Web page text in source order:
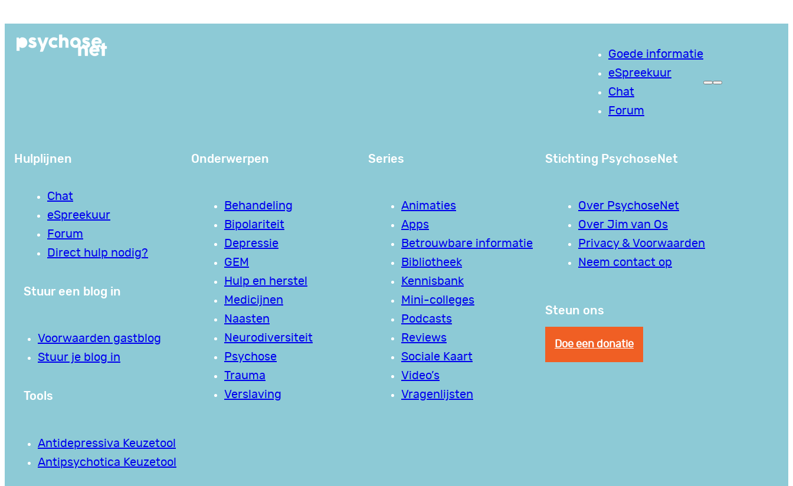
de
Goede informatie
eSpreekuur
Chat
Forum
Hulplijnen
Chat
eSpreekuur
Forum
Direct hulp nodig?
Stuur een blog in
Voorwaarden gastblog
Stuur je blog in
Tools
Antidepressiva Keuzetool
Antipsychotica Keuzetool
Onderwerpen
Behandeling
Bipolariteit
Depressie
GEM
Hulp en herstel
Medicijnen
Naasten
Neurodiversiteit
Psychose
Trauma
Verslaving
Series
Animaties
Apps
Betrouwbare informatie
Bibliotheek
Kennisbank
Mini-colleges
Podcasts
Reviews
Sociale Kaart
Video’s
Vragenlijsten
Stichting PsychoseNet
Over PsychoseNet
Over Jim van Os
Privacy & Voorwaarden
Neem contact op
Steun ons
Doe een donatie